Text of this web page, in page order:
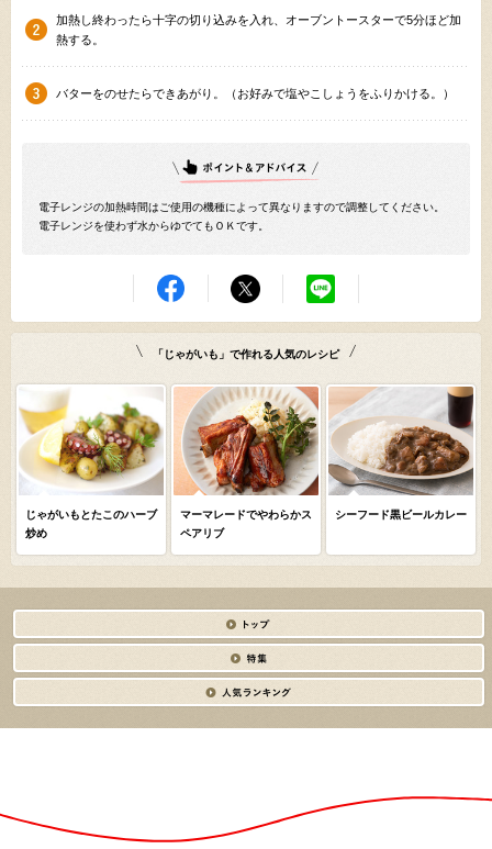
加熱し終わったら十字の切り込みを入れ、オーブントースターで5分ほど加
熱する。
バターをのせたらできあがり。（お好みで塩やこしょうをふりかける。）
電子レンジの加熱時間はご使用の機種によって異なりますので調整してください。
電子レンジを使わず水からゆでてもＯＫです。
「じゃがいも」で作れる人気のレシピ
じゃがいもとたこのハーブ
炒め
マーマレードでやわらかス
ペアリブ
シーフード黒ビールカレー